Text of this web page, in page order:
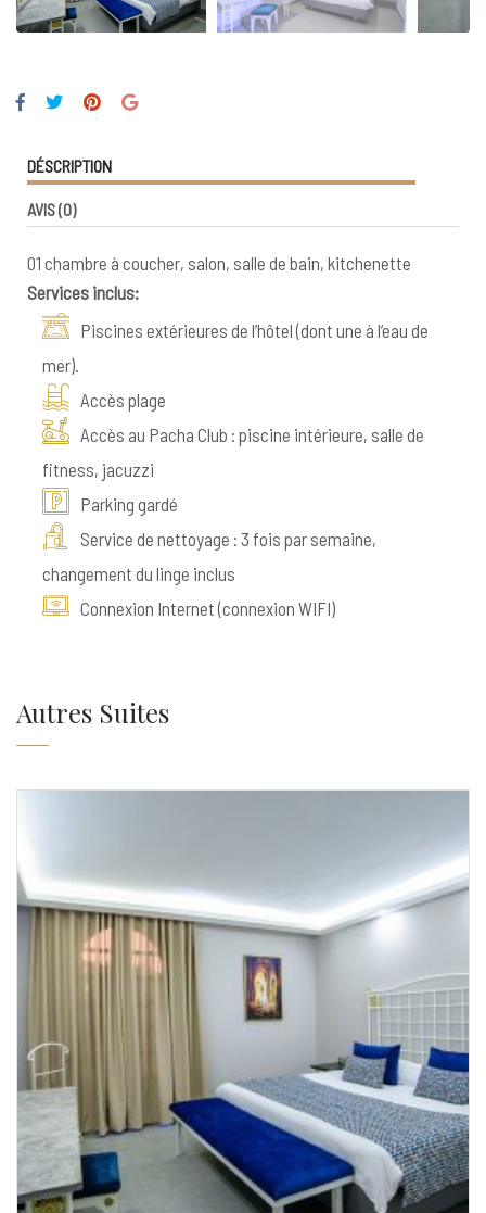
DÉSCRIPTION
AVIS(0)
01 chambre à coucher, salon, salle de bain, kitchenette
Services inclus:
Piscines extérieures de l’hôtel (dont une à l’eau de
mer).
Accès plage
Accès au Pacha Club : piscine intérieure, salle de
fitness, jacuzzi
Parking gardé
Service de nettoyage : 3 fois par semaine,
changement du linge inclus
Connexion Internet (connexion WIFI)
Autres Suites